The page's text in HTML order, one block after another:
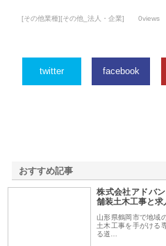
[その他業種][その他_法人・企業] 0views
twitter facebook
おすすめ記事
株式会社アドバ
舗装土木工事と求
山形県鶴岡市で地域
土木工事を手がける
る道…